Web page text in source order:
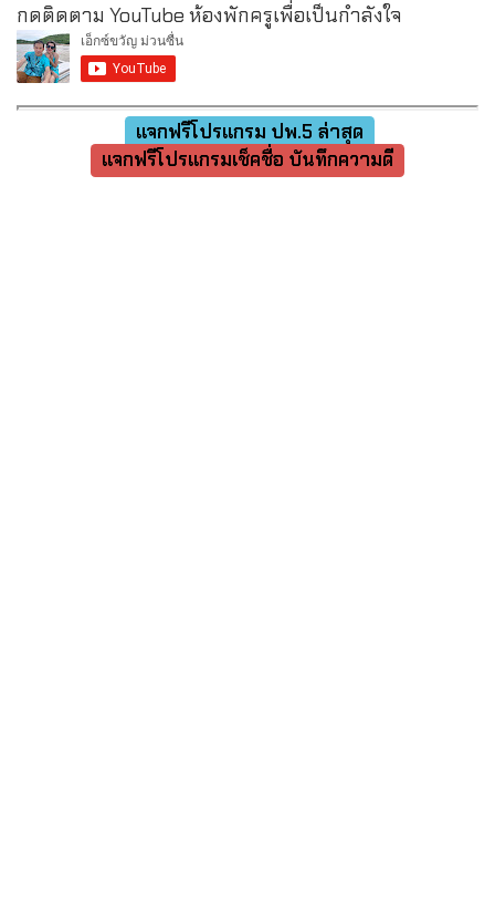
กดติดตาม YouTube ห้องพักครูเพื่อเป็นกำลังใจ
แจกฟรีโปรแกรม ปพ.5 ล่าสุด
แจกฟรีโปรแกรมเช็คชื่อ บันทึกความดี